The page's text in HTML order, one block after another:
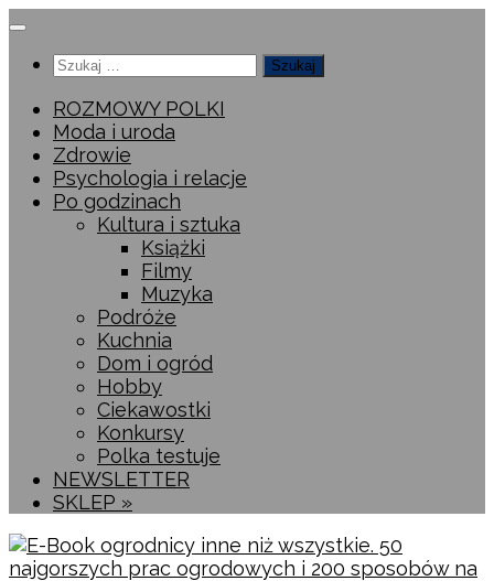
Przeskocz
treściSzukaj:
ROZMOWY POLKI
Moda i uroda
Zdrowie
Psychologia i relacje
Po godzinach
Kultura i sztuka
Książki
Filmy
Muzyka
Podróże
Kuchnia
Dom i ogród
Hobby
Ciekawostki
Konkursy
Polka testuje
NEWSLETTER
SKLEP »